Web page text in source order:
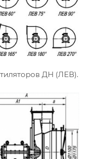
ДН (ЛЕВ).